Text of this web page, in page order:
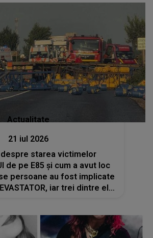
Actualitate
21 iul 2026
starea victimelor
de pe E85 și cum a avut loc
persoane au fost implicate
iar trei dintre ele